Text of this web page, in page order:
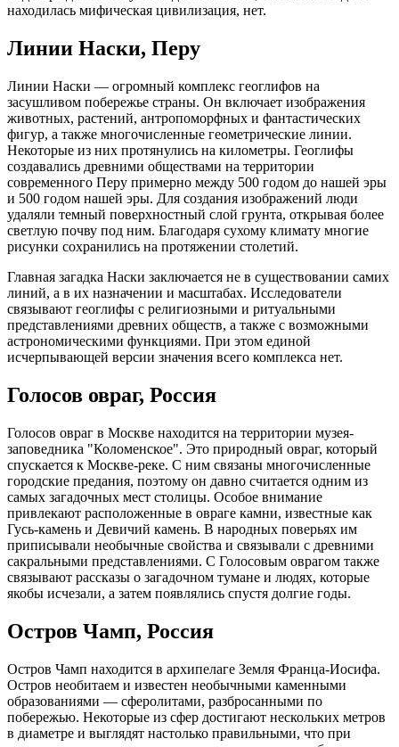
находилась мифическая цивилизация, нет.
Линии Наски, Перу
Линии Наски — огромный комплекс геоглифов на
засушливом побережье страны. Он включает изображения
животных, растений, антропоморфных и фантастических
фигур, а также многочисленные геометрические линии.
Некоторые из них протянулись на километры. Геоглифы
создавались древними обществами на территории
современного Перу примерно между 500 годом до нашей эры
и 500 годом нашей эры. Для создания изображений люди
удаляли темный поверхностный слой грунта, открывая более
светлую почву под ним. Благодаря сухому климату многие
рисунки сохранились на протяжении столетий.
Главная загадка Наски заключается не в существовании самих
линий, а в их назначении и масштабах. Исследователи
связывают геоглифы с религиозными и ритуальными
представлениями древних обществ, а также с возможными
астрономическими функциями. При этом единой
исчерпывающей версии значения всего комплекса нет.
Голосов овраг, Россия
Голосов овраг в Москве находится на территории музея-
заповедника "Коломенское". Это природный овраг, который
спускается к Москве-реке. С ним связаны многочисленные
городские предания, поэтому он давно считается одним из
самых загадочных мест столицы. Особое внимание
привлекают расположенные в овраге камни, известные как
Гусь-камень и Девичий камень. В народных поверьях им
приписывали необычные свойства и связывали с древними
сакральными представлениями. С Голосовым оврагом также
связывают рассказы о загадочном тумане и людях, которые
якобы исчезали, а затем появлялись спустя долгие годы.
Остров Чамп, Россия
Остров Чамп находится в архипелаге Земля Франца-Иосифа.
Остров необитаем и известен необычными каменными
образованиями — сферолитами, разбросанными по
побережью. Некоторые из сфер достигают нескольких метров
в диаметре и выглядят настолько правильными, что при